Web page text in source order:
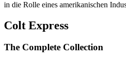
in die Rolle eines amerikanischen
Colt Express
The Complete Collection